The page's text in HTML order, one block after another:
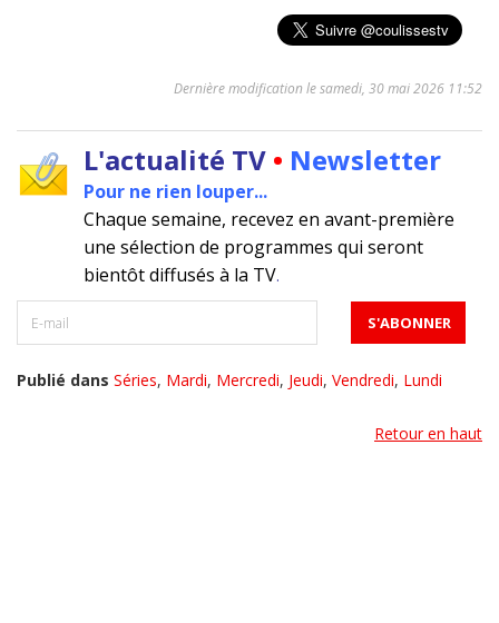
Dernière modification le samedi, 30 mai 2026 11:52
L'actualité TV • Newsletter
Pour ne rien louper...
Chaque semaine, recevez en avant-première
une sélection de programmes qui seront
bientôt diffusés à la TV.
Publié dans Séries, Mardi, Mercredi, Jeudi, Vendredi, Lundi
Retour en haut